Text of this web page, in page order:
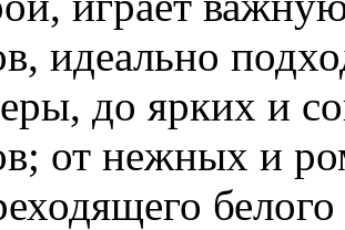
идеально
до ярких и
от нежных и